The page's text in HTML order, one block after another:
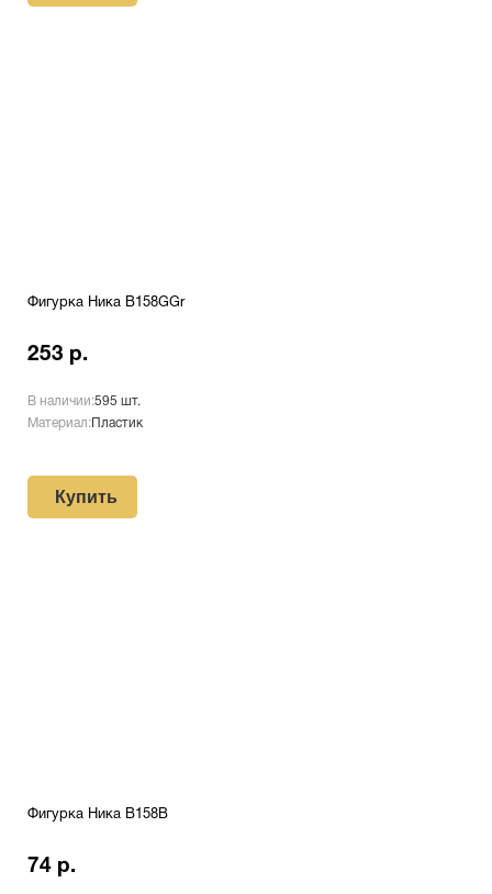
Фигурка Ника B158GGr
253 р.
В наличии:595 шт.
Материал: Пластик
Купить
Фигурка Ника B158B
74 р.